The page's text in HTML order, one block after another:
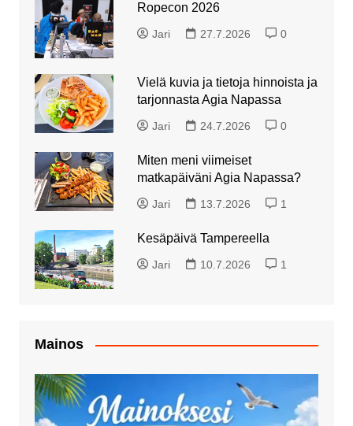
Ropecon 2026
Jari 27.7.2026 0
Vielä kuvia ja tietoja hinnoista ja
tarjonnasta Agia Napassa
Jari 24.7.2026 0
Miten meni viimeiset
matkapäiväni Agia Napassa?
Jari 13.7.2026 1
Kesäpäivä Tampereella
Jari 10.7.2026 1
Mainos